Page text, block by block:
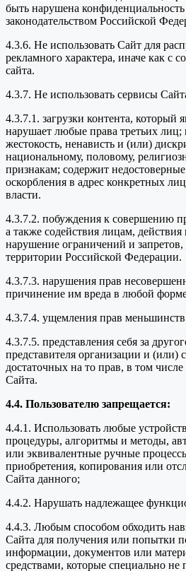
быть нарушена
законодательством Российской
4.3.6. Не использовать Сайт для
рекламного характера, иначе как с
сайта.
4.3.7. Не использовать сервисы
4.3.7.1. загрузки контента, который
нарушает любые права третьих лиц;
жестокость, ненависть и (или)
национальному, половому,
признакам; содержит
оскорбления в адрес конкретных
власти.
4.3.7.2. побуждения к совершению
а также содействия лицам,
нарушение ограничений и
территории Российской Федерации.
4.3.7.3. нарушения прав
причинение им вреда в любой
4.3.7.4. ущемления прав
4.3.7.5. представления себя за
представителя организации и (или)
достаточных на то прав, в том
Сайта.
4.4. Пользователю запрещается:
4.4.1. Использовать любые
процедуры, алгоритмы и методы,
или эквивалентные ручные
приобретения, копирования или
Сайта данного;
4.4.2. Нарушать надлежащее
4.4.3. Любым способом обходить
Сайта для получения или попытки
информации, документов или
средствами, которые специально не